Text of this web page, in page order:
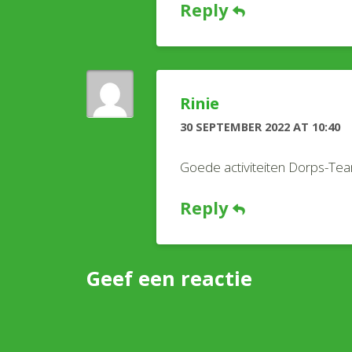
Reply
Rinie
30 SEPTEMBER 2022 AT 10:40
Goede activiteiten Dorps-
Reply
Geef een reactie